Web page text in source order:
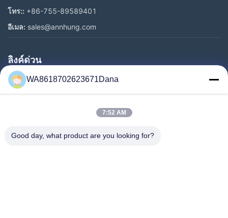
โทร:: +86-755-89589401
อีเมล: sales@annhung.com
ลิงค์ด่วน
บ้าน
สินค้า
WA8618702623671Dana
7:52 AM
Good day, what product are you looking for?